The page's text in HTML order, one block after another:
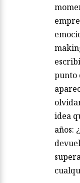
punto
idea
años: